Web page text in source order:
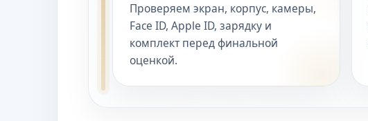
Проверяем экран, корпус, камеры,
Face ID, Apple ID, зарядку и
комплект перед финальной
оценкой.